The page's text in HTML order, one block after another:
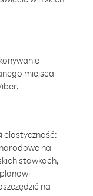
miejsca
elastyczność:
na
stawkach,
na